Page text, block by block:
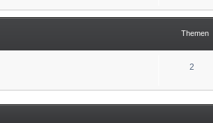
Themen
2